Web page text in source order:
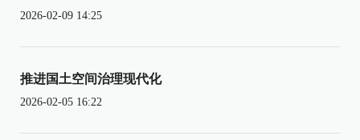
2026-02-09 14:25
推进国土空间治理现代化
2026-02-05 16:22